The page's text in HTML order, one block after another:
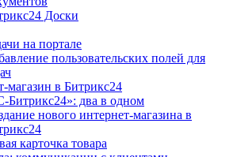
Доски
на портале
пользовательских полей для
магазин в Битрикс24
Битрикс24»: два в одном
нового интернет-магазина в
карточка товара